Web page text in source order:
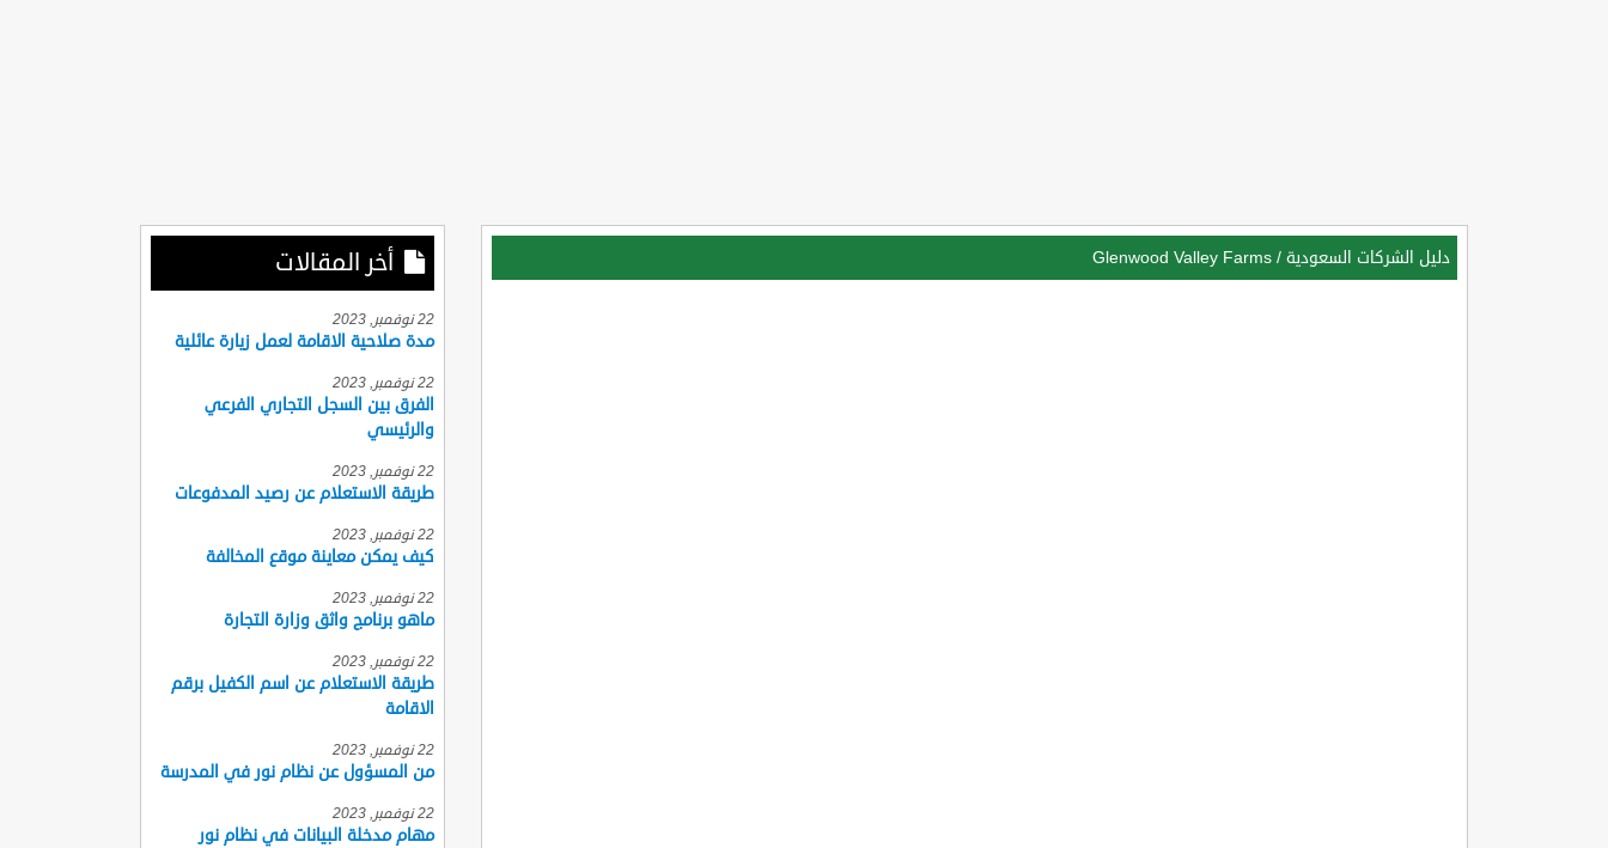
دليل الشركات السعودية /
Glenwood Valley Farms أخر المقالات
22 نوفمبر, 2023
مدة صلاحية الاقامة لعمل زيارة عائلية
22 نوفمبر, 2023
الفرق بين السجل التجاري الفرعي
والرئيسي
22 نوفمبر, 2023
طريقة الاستعلام عن رصيد المدفوعات
22 نوفمبر, 2023
كيف يمكن معاينة موقع المخالفة
22 نوفمبر, 2023
ماهو برنامج واثق وزارة التجارة
22 نوفمبر, 2023
طريقة الاستعلام عن اسم الكفيل برقم
الاقامة
22 نوفمبر, 2023
من المسؤول عن نظام نور في المدرسة
22 نوفمبر, 2023
مهام مدخلة البيانات في نظام نور